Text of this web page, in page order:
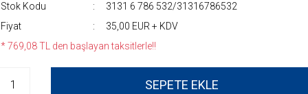
Stok Kodu
3131 6 786 532/31316786532
Fiyat
35,00 EUR + KDV
* 769,08 TL den başlayan taksitlerle!!
SEPETE EKLE